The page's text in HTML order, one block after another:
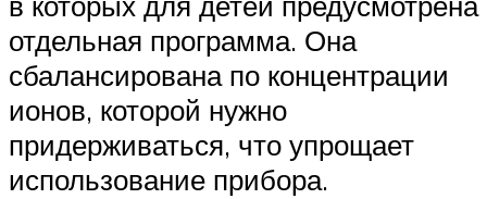
отдельная программа. Она
сбалансирована по концентрации
ионов, которой нужно
придерживаться, что упрощает
использование прибора.